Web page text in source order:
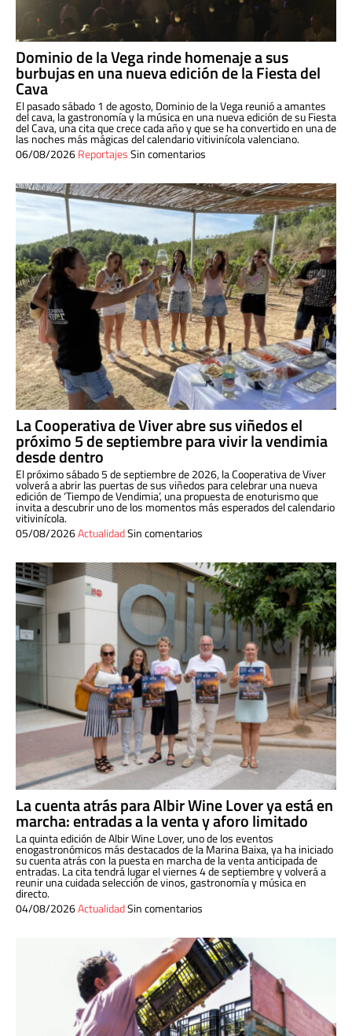
Dominio de la Vega rinde homenaje a sus
burbujas en una nueva edición de la Fiesta del
Cava
El pasado sábado 1 de agosto, Dominio de la Vega reunió a amantes
del cava, la gastronomía y la música en una nueva edición de su Fiesta
del Cava, una cita que crece cada año y que se ha convertido en una de
las noches más mágicas del calendario vitivinícola valenciano.
06/08/2026ReportajesSin comentarios
La Cooperativa de Viver abre sus viñedos el
próximo 5 de septiembre para vivir la vendimia
desde dentro
El próximo sábado 5 de septiembre de 2026, la Cooperativa de Viver
volverá a abrir las puertas de sus viñedos para celebrar una nueva
edición de ‘Tiempo de Vendimia’, una propuesta de enoturismo que
invita a descubrir uno de los momentos más esperados del calendario
vitivinícola.
05/08/2026ActualidadSin comentarios
La cuenta atrás para Albir Wine Lover ya está en
marcha: entradas a la venta y aforo limitado
La quinta edición de Albir Wine Lover, uno de los eventos
enogastronómicos más destacados de la Marina Baixa, ya ha iniciado
su cuenta atrás con la puesta en marcha de la venta anticipada de
entradas. La cita tendrá lugar el viernes 4 de septiembre y volverá a
reunir una cuidada selección de vinos, gastronomía y música en
directo.
04/08/2026ActualidadSin comentarios